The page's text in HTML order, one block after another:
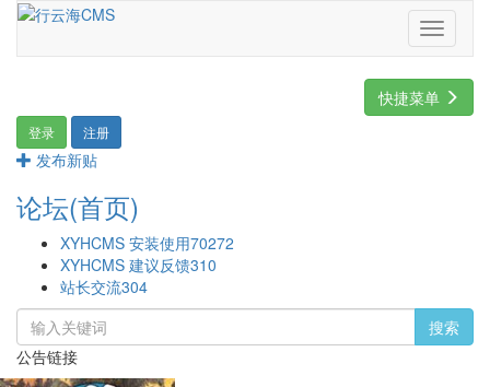
Toggle
快捷菜单
登录 注册
发布新贴
论坛(首页)
XYHCMS 安装使用70272
XYHCMS 建议反馈310
站长交流304
搜索
公告链接